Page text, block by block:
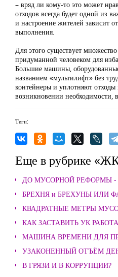
– вряд ли кому-то это может
отходов всегда будет одной из
и настроение жителей зависит
выполнения.
Для этого существует
придуманной человеком для
Большие машины,
названием «мультилифт» без
контейнеры и уплотняют
возникновении необходимости,
Теги:
Еще в рубрике
ДО МУСОРНОЙ РЕФОРМЫ
БРЕХНЯ и БРЕХУНЫ ИЛИ
КВАДРАТНЫЕ МЕТРЫ
КАК ЗАСТАВИТЬ УК
МАШИНА ВРЕМЕНИ ДЛЯ
УЗАКОНЕННЫЙ ОТЪЁМ
В ГРЯЗИ И В КОРРУПЦИИ?